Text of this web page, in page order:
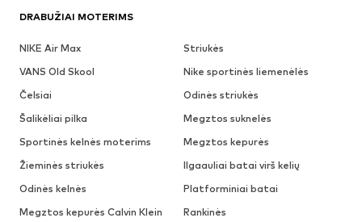
DRABUŽIAI MOTERIMS
NIKE Air Max
Striukės
VANS Old Skool
Nike sportinės liemenėlės
Čelsiai
Odinės striukės
Šalikėliai pilka
Megztos suknelės
Sportinės kelnės moterims
Megztos kepurės
Žieminės striukės
Ilgaauliai batai virš kelių
Odinės kelnės
Platforminiai batai
Megztos kepurės Calvin Klein
Rankinės